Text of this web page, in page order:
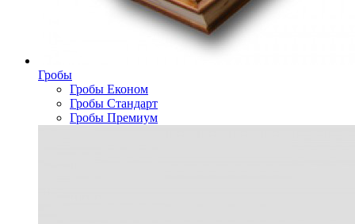
Гробы
Гробы Економ
Гробы Стандарт
Гробы Премиум